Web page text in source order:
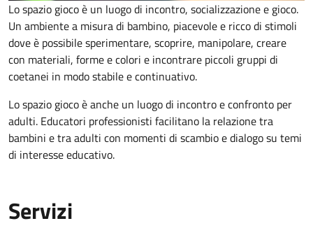
Lo spazio gioco è un luogo di incontro, socializzazione e gioco.
Un ambiente a misura di bambino, piacevole e ricco di stimoli
dove è possibile sperimentare, scoprire, manipolare, creare
con materiali, forme e colori e incontrare piccoli gruppi di
coetanei in modo stabile e continuativo.
Lo spazio gioco è anche un luogo di incontro e confronto per
adulti. Educatori professionisti facilitano la relazione tra
bambini e tra adulti con momenti di scambio e dialogo su temi
di interesse educativo.
Servizi